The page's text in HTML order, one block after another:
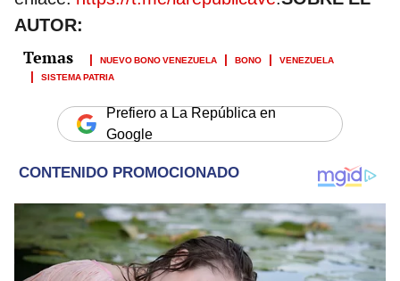
AUTOR:
NUEVO BONO VENEZUELA BONO
VENEZUELA
SISTEMA PATRIA
Prefiero a La República en
Google